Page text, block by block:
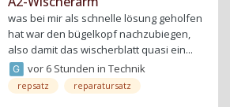
was bei mir als schnelle lösung geholfen
hat war den bügelkopf nachzubiegen,
also damit das wischerblatt quasi ein...
vor 6 Stunden inTechnik
repsatz reparatursatz